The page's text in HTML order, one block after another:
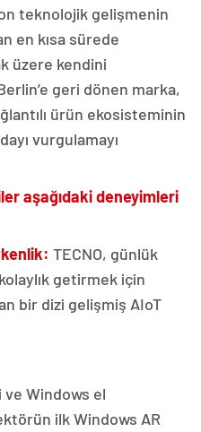
teknolojik gelişmenin
en kısa sürede
üzere kendini
geri dönen marka,
ürün ekosisteminin
vurgulamayı
aşağıdaki deneyimleri
TECNO, günlük
getirmek için
bir dizi gelişmiş AIoT
ve Windows el
ilk Windows AR